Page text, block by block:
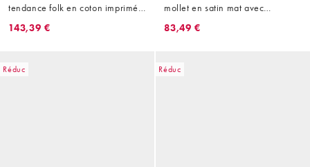
tendance folk en coton imprimé
fleuri avec taille corset et liens
143,39 €
mollet en satin mat avec
empiècement ornementé - Noir
83,49 €
Réduc Réduc